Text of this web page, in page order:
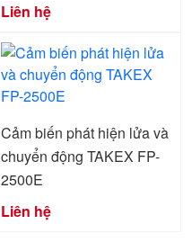
Liên hệ
Cảm biến phát hiện lửa và
chuyển động TAKEX FP-
2500E
Liên hệ